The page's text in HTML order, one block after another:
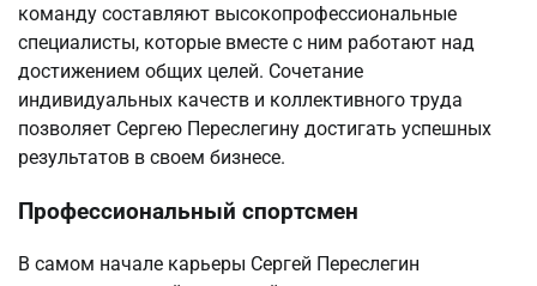
команду составляют высокопрофессиональные
специалисты, которые вместе с ним работают над
достижением общих целей. Сочетание
индивидуальных качеств и коллективного труда
позволяет Сергею Переслегину достигать успешных
результатов в своем бизнесе.
Профессиональный спортсмен
В самом начале карьеры Сергей Переслегин